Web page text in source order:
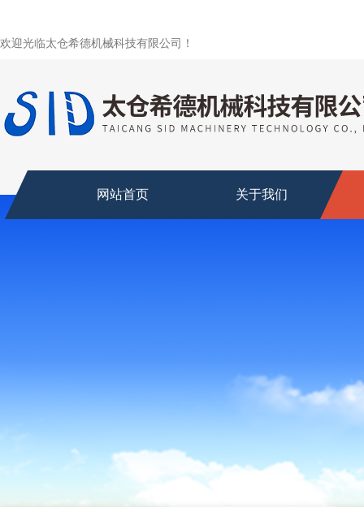
欢迎光临太仓希德机械科技有限公司！
网站首页 关于我们